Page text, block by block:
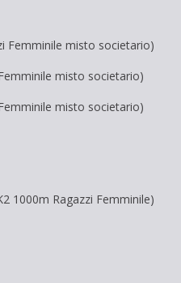
Femminile misto societario)
misto societario)
misto societario)
1000m Ragazzi Femminile)